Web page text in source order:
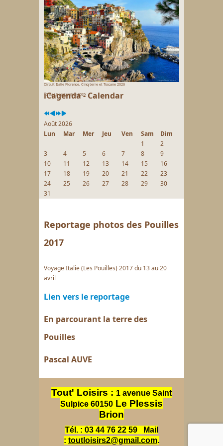
Circuit Italie Florence, Cinq terre et Toscane 2026
12 au 19 septembre 2026
iCagenda - Calendar
Août 2026
Lun
Mar Mer Jeu Ven Sam
Dim
1
2
3
4 5 6 7 8
9
10
11 12 13 14 15
16
17
18 19 20 21 22
23
24
25 26 27 28 29
30
31
Reportage photos des Pouilles
2017
Voyage Italie (Les Pouilles) 2017 du 13 au 20
avril
Lien vers le reportage
En parcourant la terre des
Pouilles
Pascal AUVE
Tout' Loisirs : 1 avenue Saint
Sulpice 60150 Le Plessis
Brion
Tél. : 03 44 76 22 59
Mail
: toutloisirs2@gmail.com.